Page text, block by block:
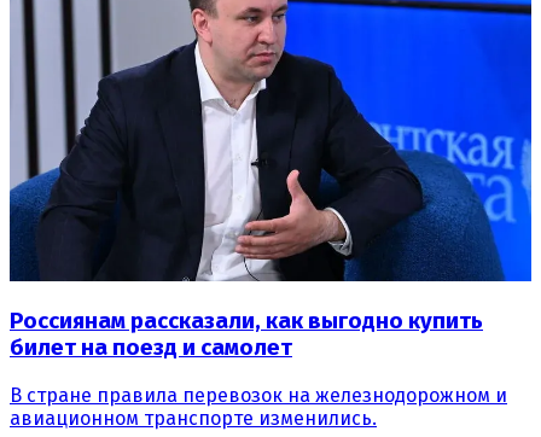
Россиянам рассказали, как выгодно купить
билет на поезд и самолет
В стране правила перевозок на железнодорожном и
авиационном транспорте изменились.